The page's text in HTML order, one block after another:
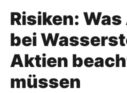
Risiken:
bei
Aktien
müssen